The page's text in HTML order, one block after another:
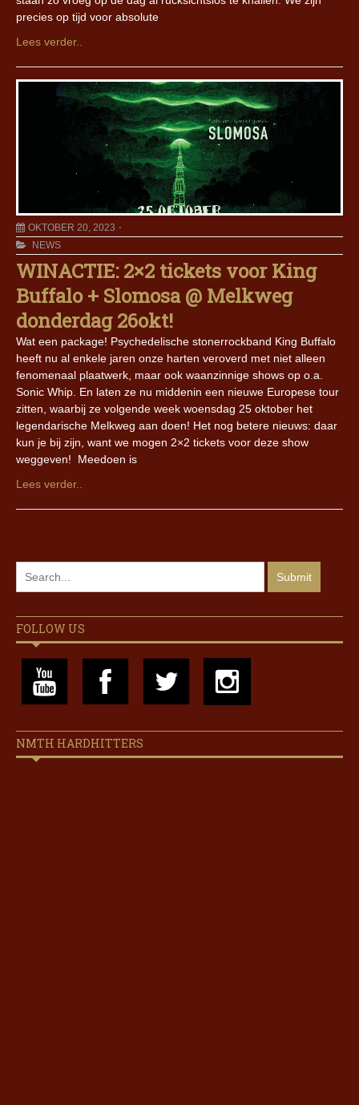
precies op tijd voor absolute
Lees verder..
OKTOBER 20, 2023
NEWS
WINACTIE: 2×2 tickets voor King
Buffalo + Slomosa @ Melkweg
donderdag 26okt!
Wat een package! Psychedelische stonerrockband King Buffalo
heeft nu al enkele jaren onze harten veroverd met niet alleen
fenomenaal plaatwerk, maar ook waanzinnige shows op o.a.
Sonic Whip. En laten ze nu middenin een nieuwe Europese tour
zitten, waarbij ze volgende week woensdag 25 oktober het
legendarische Melkweg aan doen! Het nog betere nieuws: daar
kun je bij zijn, want we mogen 2×2 tickets voor deze show
weggeven! Meedoen is
Lees verder..
FOLLOW US
NMTH HARDHITTERS